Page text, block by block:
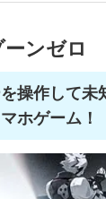
ンゼロ
操作して
ホゲーム！